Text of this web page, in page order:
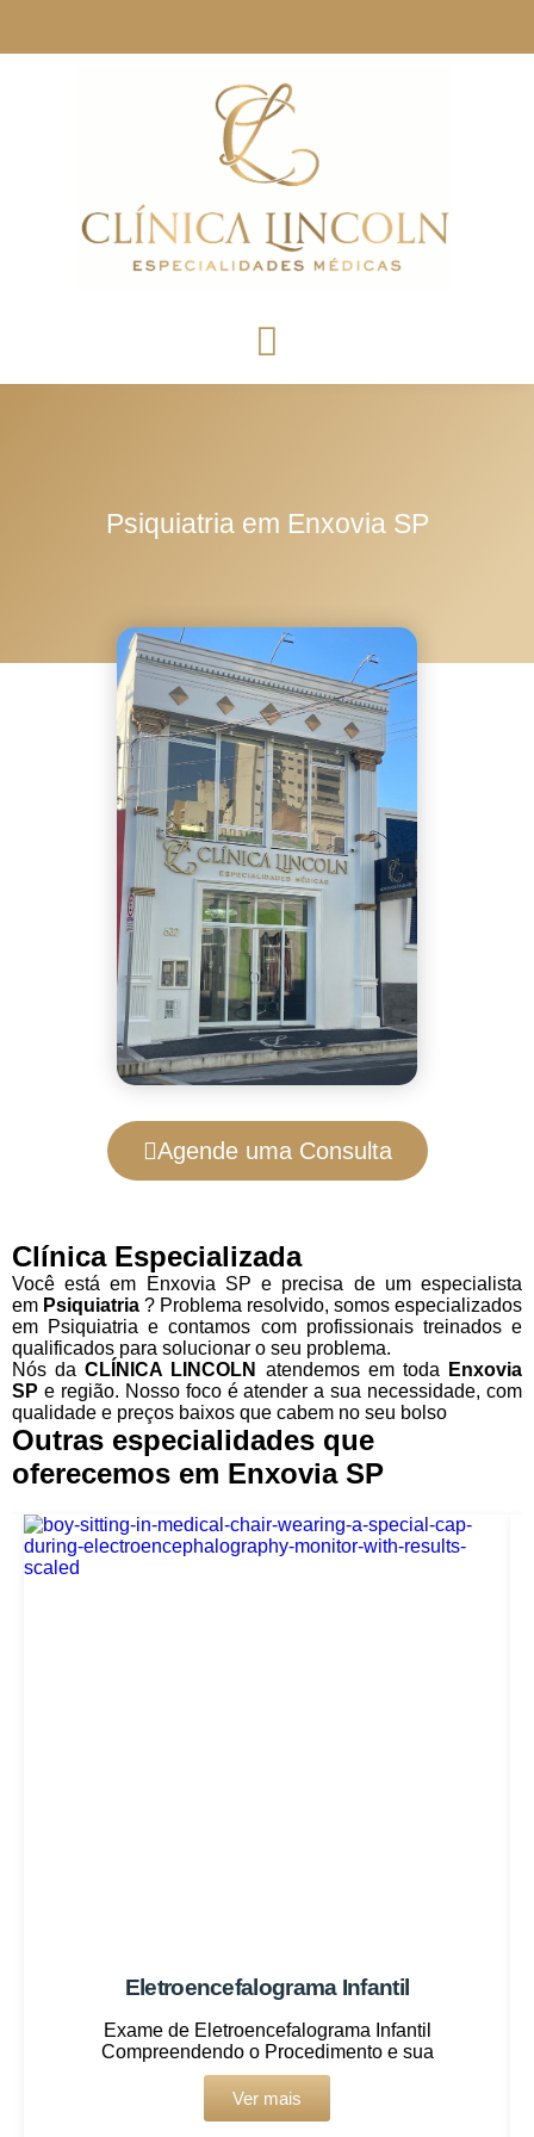
Psiquiatria em Enxovia SP
Agende uma Consulta
Clínica Especializada
Você está em Enxovia SP e precisa de um especialista
em Psiquiatria ? Problema resolvido, somos especializados
em Psiquiatria e contamos com profissionais treinados e
qualificados para solucionar o seu problema.
Nós daCLÍNICA LINCOLN atendemos em toda
Enxovia
SP e região. Nosso foco é atender a sua necessidade, com
qualidade e preços baixos que cabem no seu bolso
Outras especialidades que
oferecemos em Enxovia SP
Eletroencefalograma Infantil
Exame de Eletroencefalograma Infantil
Compreendendo o Procedimento e sua
Ver mais